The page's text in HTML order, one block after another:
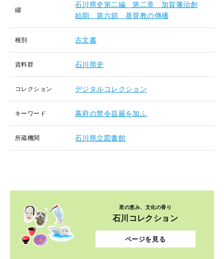
綴
石川県史第二編 第二章 加賀藩治創
始期 第六節 基督教の傳播
種別 古文書
資料群 石川県史
コレクション デジタルコレクション
キーワード 幕府の禁令益嚴を加ふ
所蔵機関 石川県立図書館
里の恵み、文化の香り
石川コレクション
ページを見る